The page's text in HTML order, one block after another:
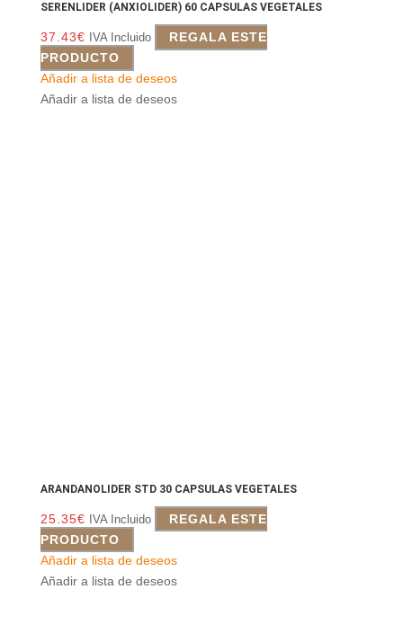
SERENLIDER (ANXIOLIDER) 60 CAPSULAS VEGETALES
37.43€ IVA Incluido
REGALA ESTE
PRODUCTO
Añadir a lista de deseos
Añadir a lista de deseos
ARANDANOLIDER STD 30 CAPSULAS VEGETALES
25.35€ IVA Incluido
REGALA ESTE
PRODUCTO
Añadir a lista de deseos
Añadir a lista de deseos